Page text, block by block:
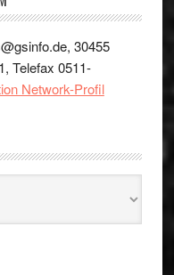
30455
Telefax 0511-
Network-Profil